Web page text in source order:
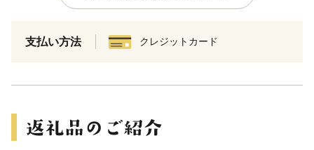
支払い方法 クレジットカード